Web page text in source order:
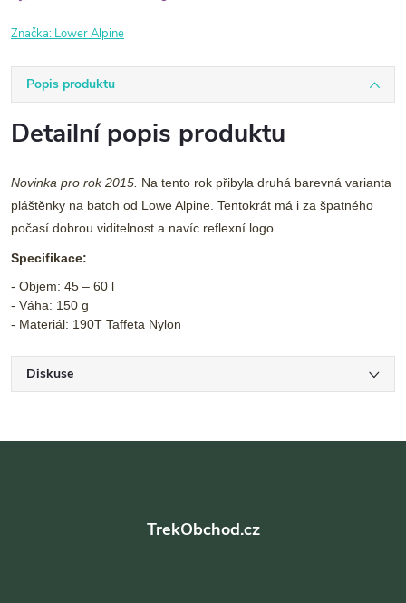
Značka: Lower Alpine
Popis produktu
Detailní popis produktu
Novinka pro rok 2015. Na tento rok přibyla druhá barevná varianta
pláštěnky na batoh od Lowe Alpine. Tentokrát má i za špatného
počasí dobrou viditelnost a navíc reflexní logo.
Specifikace:
- Objem: 45 – 60 l
- Váha: 150 g
- Materiál: 190T Taffeta Nylon
Diskuse
TrekObchod.cz